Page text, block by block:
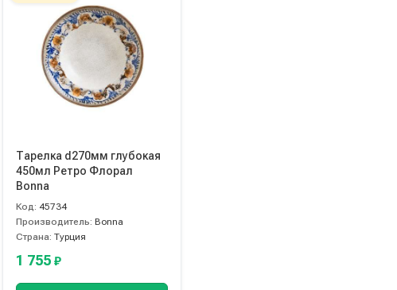
Тарелка d270мм глубокая
450мл Ретро Флорал
Bonna
Код: 45734
Производитель: Bonna
Страна: Турция
1 755 ₽